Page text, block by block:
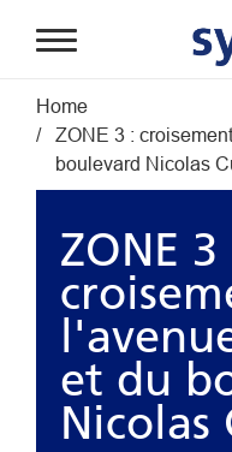
Fil d'Ariane
Home
ZONE 3 :
boulevard Nicolas
ZONE 3
et du
Nicolas